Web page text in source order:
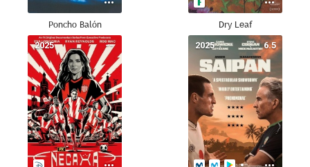
Poncho Balón Dry Leaf
--
2025 6.5
2025